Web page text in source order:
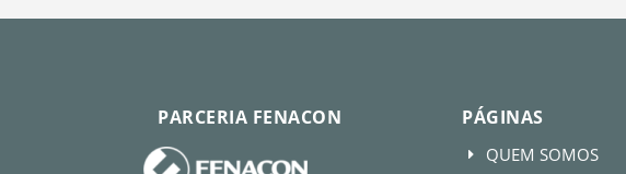
PARCERIA FENACON PÁGINAS
E QUEM SOMOS